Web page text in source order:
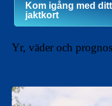
Kom igång med ditt
jaktkort
Yr, väder och